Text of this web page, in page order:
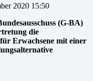
2020 15:50
(G-BA)
die
Erwachsene mit einer